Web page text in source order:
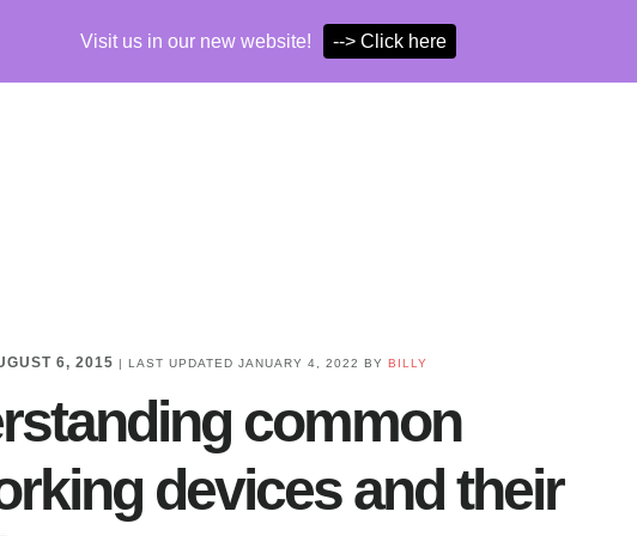
6, 2015 | LAST UPDATED JANUARY 4, 2022 BY BILLY
common
devices and their
Visit us in our new website! --> Click here